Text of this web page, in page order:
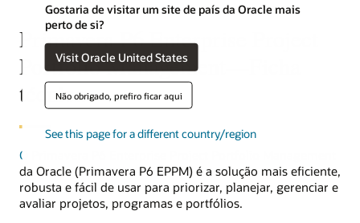
Gostaria de visitar um site de país da Oracle mais
perto de si?
Visit Oracle United States
Não obrigado, prefiro ficar aqui
See this page for a different country/region
Primavera P6 Enterprise Project
Portfolio Management—Ficha
técnica
O Primavera P6 Enterprise Project Portfolio Management
da Oracle (Primavera P6 EPPM) é a solução mais eficiente,
robusta e fácil de usar para priorizar, planejar, gerenciar e
avaliar projetos, programas e portfólios.